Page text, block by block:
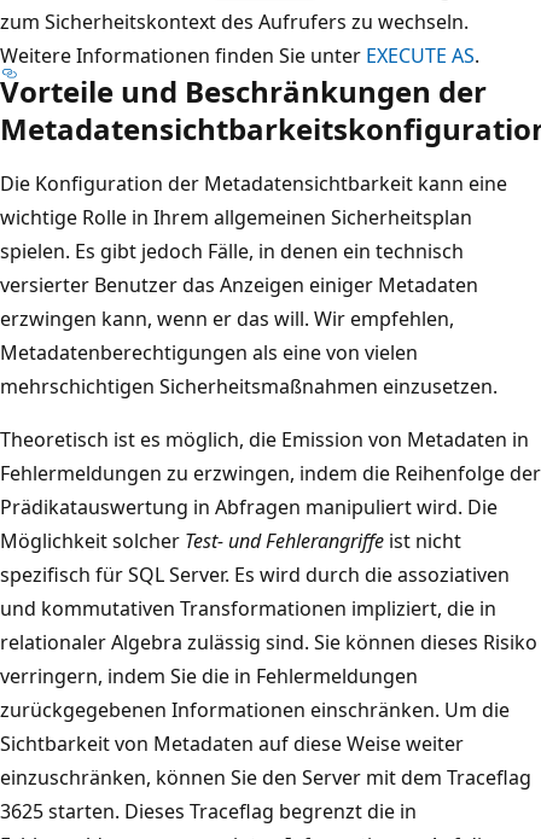
zum Sicherheitskontext des Aufrufers zu wechseln.
Weitere Informationen finden Sie unter EXECUTE AS.
Vorteile und Beschränkungen der
Die Konfiguration der Metadatensichtbarkeit kann eine
wichtige Rolle in Ihrem allgemeinen Sicherheitsplan
spielen. Es gibt jedoch Fälle, in denen ein technisch
versierter Benutzer das Anzeigen einiger Metadaten
erzwingen kann, wenn er das will. Wir empfehlen,
Metadatenberechtigungen als eine von vielen
mehrschichtigen Sicherheitsmaßnahmen einzusetzen.
Theoretisch ist es möglich, die Emission von Metadaten in
Fehlermeldungen zu erzwingen, indem die Reihenfolge der
Prädikatauswertung in Abfragen manipuliert wird. Die
Möglichkeit solcher Test- und Fehlerangriffe ist nicht
spezifisch für SQL Server. Es wird durch die assoziativen
und kommutativen Transformationen impliziert, die in
relationaler Algebra zulässig sind. Sie können dieses Risiko
verringern, indem Sie die in Fehlermeldungen
zurückgegebenen Informationen einschränken. Um die
Sichtbarkeit von Metadaten auf diese Weise weiter
einzuschränken, können Sie den Server mit dem Traceflag
3625 starten. Dieses Traceflag begrenzt die in